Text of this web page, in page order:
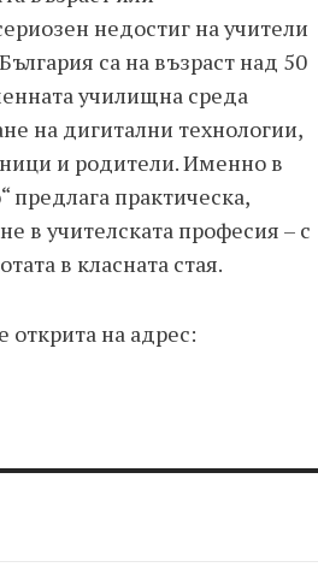
недостиг на учители
са на възраст над 50
училищна среда
на дигитални технологии,
и родители. Именно в
предлага практическа,
в учителската професия – с
в класната стая.
на адрес: